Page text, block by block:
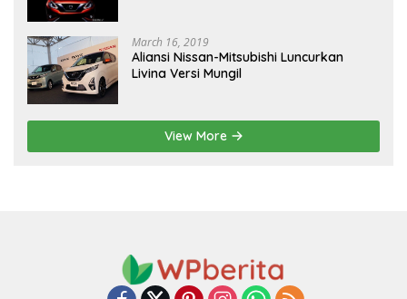
March 16, 2019
Aliansi Nissan-Mitsubishi Luncurkan
Livina Versi Mungil
View More